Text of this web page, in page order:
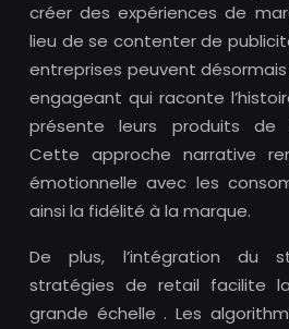
créer des expériences de
lieu de se contenter de
entreprises peuvent
engageant qui raconte
présente leurs produits de
Cette approche narrative
émotionnelle avec les
ainsi la fidélité à la marque.
De plus, l’intégration du
stratégies de retail facilite
grande échelle . Les